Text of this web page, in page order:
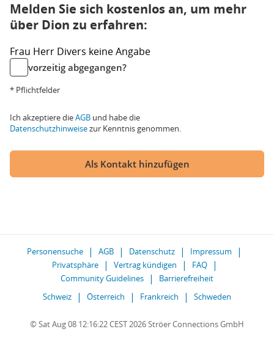
Melden Sie sich kostenlos an, um mehr
über Dion zu erfahren:
Frau Herr Divers keine Angabe
vorzeitig abgegangen?
* Pflichtfelder
Ich akzeptiere dieAGB und habe die
Datenschutzhinweisezur Kenntnis genommen.
Als Kontakt hinzufügen
Personensuche AGB Datenschutz
Impressum
Privatsphäre
Vertrag kündigen
FAQ
Community Guidelines
Barrierefreiheit
Schweiz
Österreich Frankreich Schweden
© Sat Aug 08 12:16:22 CEST 2026 Ströer Connections GmbH